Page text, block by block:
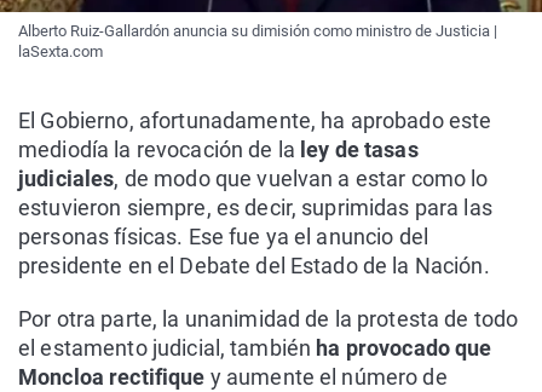
Alberto Ruiz-Gallardón anuncia su dimisión como ministro de Justicia |
laSexta.com
El Gobierno, afortunadamente, ha aprobado este
mediodía la revocación de la ley de tasas
judiciales, de modo que vuelvan a estar como lo
estuvieron siempre, es decir, suprimidas para las
personas físicas. Ese fue ya el anuncio del
presidente en el Debate del Estado de la Nación.
Por otra parte, la unanimidad de la protesta de todo
el estamento judicial, también ha provocado que
Moncloa rectifique y aumente el número de